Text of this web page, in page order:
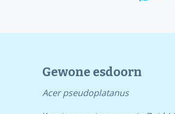
Gewone esdoorn
Acer pseudoplatanus